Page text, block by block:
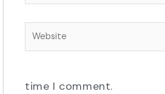
time I comment.